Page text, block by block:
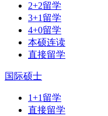
2+2留学
3+1留学
4+0留学
本硕连读
直接留学
国际硕士
1+1留学
直接留学